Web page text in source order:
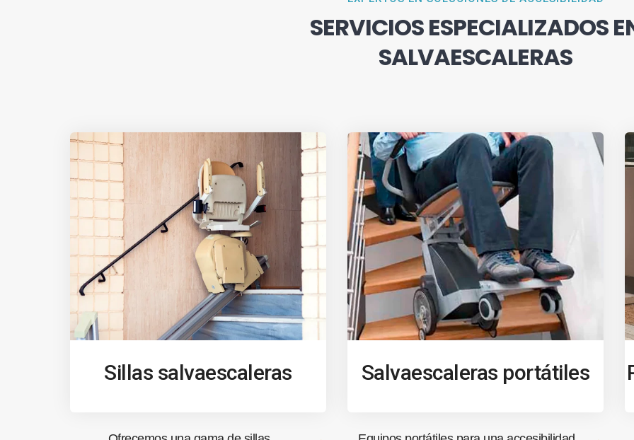
SERVICIOS ESPECIALIZADOS
SALVAESCALERAS
Sillas salvaescaleras Salvaescaleras portátiles